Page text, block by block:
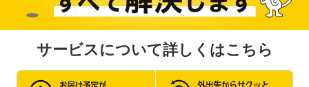
サービスについて詳しくはこちら